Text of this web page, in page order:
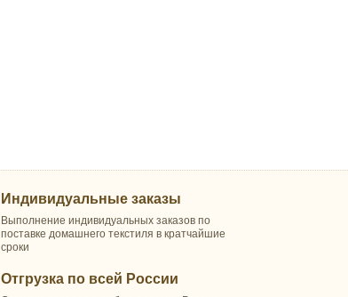
Индивидуальные заказы
Выполнение индивидуальных заказов по
поставке домашнего текстиля в кратчайшие
сроки
Отгрузка по всей России